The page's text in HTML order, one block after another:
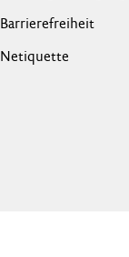
Barrierefreiheit
Netiquette